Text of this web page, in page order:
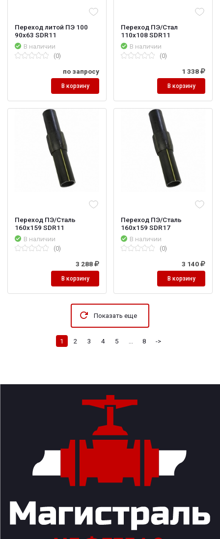
Переход литой ПЭ 100
90х63 SDR11
В наличии
(0)
по запросу
В корзину
Переход ПЭ/Стал
110х108 SDR11
В наличии
(0)
1 338
В корзину
Переход ПЭ/Сталь
160х159 SDR11
В наличии
(0)
3 288
В корзину
Переход ПЭ/Сталь
160х159 SDR17
В наличии
(0)
3 140
В корзину
Показать еще
1 2 3 4 5 8 ->